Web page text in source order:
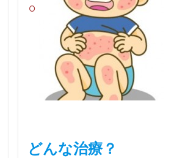
どんな治療？